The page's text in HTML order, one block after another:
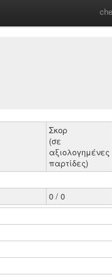
Σκορ
(σε
αξιολογημένες
παρτίδες)
0 / 0